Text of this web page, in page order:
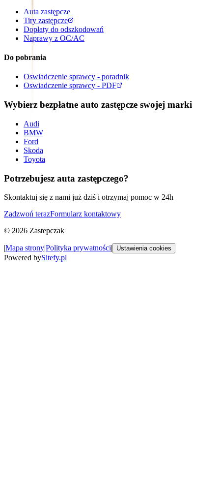
Auta zastępcze
Tiry zastępcze
Dopłaty do odszkodowań
Naprawy z OC/AC
Do pobrania
Oswiadczenie sprawcy - poradnik
Oswiadczenie sprawcy - PDF
Wybierz bezpłatne auto zastępcze swojej marki
Audi
BMW
Ford
Skoda
Toyota
Potrzebujesz auta zastępczego?
Skontaktuj się z nami już dziś i otrzymaj pomoc w 24h
Zadzwoń terazFormularz kontaktowy
© 2026 Zastepczak
|Mapa strony|Polityka prywatności| Ustawienia cookies
Powered bySitefy.pl